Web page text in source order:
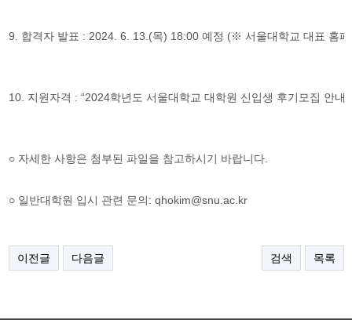
9. 합격자 발표 : 2024. 6. 13.(목) 18:00 예정 (※ 서울대학교 대표 홈
10. 지원자격 : “2024학년도 서울대학교 대학원 신입생 후기모집 안내
○ 자세한 사항은 첨부된 파일을 참고하시기 바랍니다.
​○ 일반대학원 입시 관련 문의: qhokim@snu.ac.kr
이전글 다음글 검색 목록